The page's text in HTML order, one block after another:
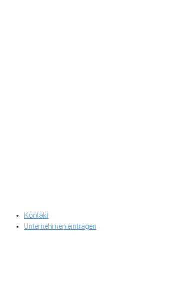
Kontakt
Unternehmen eintragen